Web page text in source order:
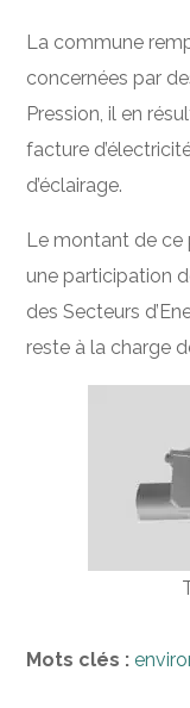
La commune
concernées par
Pression, il en
facture
d’éclairage.
Le montant de ce
une participation
des Secteurs
reste à la charge
Mots clés :